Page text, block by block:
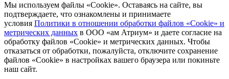
Мы используем файлы «Cookie». Оставаясь на сайте, вы
подтверждаете, что ознакомлены и принимаете
условия Политики в отношении обработки файлов «Cookie» и
метрических данных в ООО «ам Атриум» и даете согласие на
обработку файлов «Cookie» и метрических данных. Чтобы
отказаться от обработки, пожалуйста, отключите сохранение
файлов «Cookie» в настройках вашего браузера или покиньте
наш сайт.